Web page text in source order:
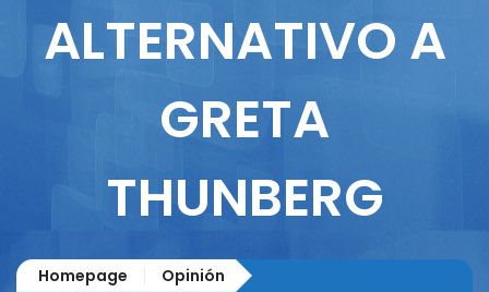
ALTERNATIVO A
GRETA
THUNBERG
Homepage
Opinión